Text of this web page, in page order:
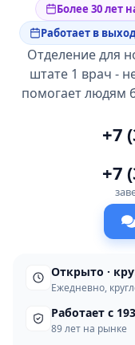
Более 30 лет
Работает в
Отделение для
штате 1 врач -
помогает людям
+7
+7
Открыто ·
Ежедневно,
Работает с
89 лет на рынке